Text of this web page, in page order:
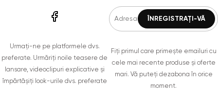
Urmați-ne pe platformele dvs.
preferate. Urmăriți noile teasere de
lansare, videoclipuri explicative și
împărtășiți look-urile dvs. preferate
Fiți primul care primește emailuri cu
cele mai recente produse și oferte
mari. Vă puteți dezabona în orice
moment.